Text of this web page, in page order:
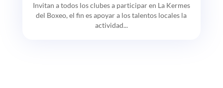
Invitan a todos los clubes a participar en La Kermes
del Boxeo, el fin es apoyar a los talentos locales la
actividad...